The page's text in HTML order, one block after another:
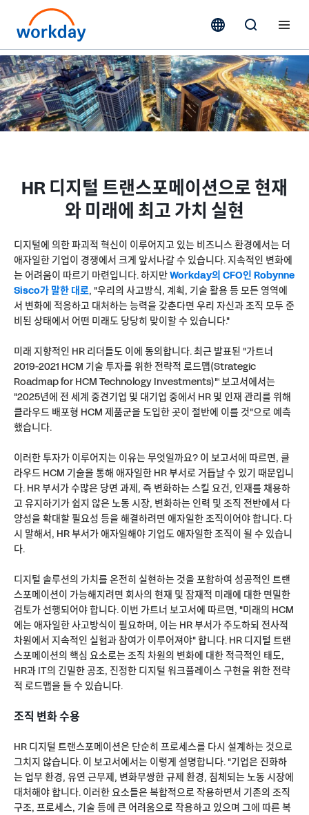
HR 디지털 트랜스포메이션으로 현재
와 미래에 최고 가치 실현
디지털에 의한 파괴적 혁신이 이루어지고 있는 비즈니스 환경에서는 더
애자일한 기업이 경쟁에서 크게 앞서나갈 수 있습니다. 지속적인 변화에
는 어려움이 따르기 마련입니다. 하지만Workday의 CFO인 Robynne
Sisco가 말한 대로, "우리의 사고방식, 계획, 기술 활용 등 모든 영역에
서 변화에 적응하고 대처하는 능력을 갖춘다면 우리 자신과 조직 모두 준
비된 상태에서 어떤 미래도 당당히 맞이할 수 있습니다."
미래 지향적인 HR 리더들도 이에 동의합니다. 최근 발표된 "가트너
2019-2021 HCM 기술 투자를 위한 전략적 로드맵(Strategic
Roadmap for HCM Technology Investments)"¹ 보고서에서는
"2025년에 전 세계 중견기업 및 대기업 중에서 HR 및 인재 관리를 위해
클라우드 배포형 HCM 제품군을 도입한 곳이 절반에 이를 것"으로 예측
했습니다.
이러한 투자가 이루어지는 이유는 무엇일까요? 이 보고서에 따르면, 클
라우드 HCM 기술을 통해 애자일한 HR 부서로 거듭날 수 있기 때문입니
다. HR 부서가 수많은 당면 과제, 즉 변화하는 스킬 요건, 인재를 채용하
고 유지하기가 쉽지 않은 노동 시장, 변화하는 인력 및 조직 전반에서 다
양성을 확대할 필요성 등을 해결하려면 애자일한 조직이어야 합니다. 다
시 말해서, HR 부서가 애자일해야 기업도 애자일한 조직이 될 수 있습니
다.
디지털 솔루션의 가치를 온전히 실현하는 것을 포함하여 성공적인 트랜
스포메이션이 가능해지려면 회사의 현재 및 잠재적 미래에 대한 면밀한
검토가 선행되어야 합니다. 이번 가트너 보고서에 따르면, "미래의 HCM
에는 애자일한 사고방식이 필요하며, 이는 HR 부서가 주도하되 전사적
차원에서 지속적인 실험과 참여가 이루어져야" 합니다. HR 디지털 트랜
스포메이션의 핵심 요소로는 조직 차원의 변화에 대한 적극적인 태도,
HR과 IT의 긴밀한 공조, 진정한 디지털 워크플레이스 구현을 위한 전략
적 로드맵을 들 수 있습니다.
조직 변화 수용
HR 디지털 트랜스포메이션은 단순히 프로세스를 다시 설계하는 것으로
그치지 않습니다. 이 보고서에서는 이렇게 설명합니다. "기업은 진화하
는 업무 환경, 유연 근무제, 변화무쌍한 규제 환경, 침체되는 노동 시장에
대처해야 합니다. 이러한 요소들은 복합적으로 작용하면서 기존의 조직
구조, 프로세스, 기술 등에 큰 어려움으로 작용하고 있으며 그에 따른 복